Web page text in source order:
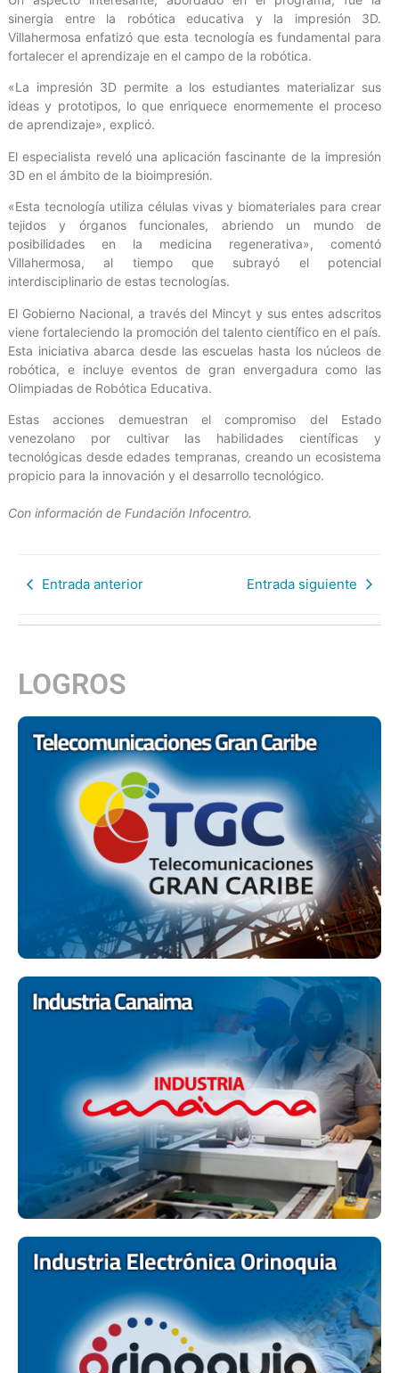
sinergia entre la robótica educativa y la impresión 3D.
Villahermosa enfatizó que esta tecnología es fundamental para
fortalecer el aprendizaje en el campo de la robótica.
«La impresión 3D permite a los estudiantes materializar sus
ideas y prototipos, lo que enriquece enormemente el proceso
de aprendizaje», explicó.
El especialista reveló una aplicación fascinante de la impresión
3D en el ámbito de la bioimpresión.
«Esta tecnología utiliza células vivas y biomateriales para crear
tejidos y órganos funcionales, abriendo un mundo de
posibilidades en la medicina regenerativa», comentó
Villahermosa, al tiempo que subrayó el potencial
interdisciplinario de estas tecnologías.
El Gobierno Nacional, a través del Mincyt y sus entes adscritos
viene fortaleciendo la promoción del talento científico en el país.
Esta iniciativa abarca desde las escuelas hasta los núcleos de
robótica, e incluye eventos de gran envergadura como las
Olimpiadas de Robótica Educativa.
Estas acciones demuestran el compromiso del Estado
venezolano por cultivar las habilidades científicas y
tecnológicas desde edades tempranas, creando un ecosistema
propicio para la innovación y el desarrollo tecnológico.
Con información de Fundación Infocentro.
Entrada anterior Entrada siguiente
LOGROS